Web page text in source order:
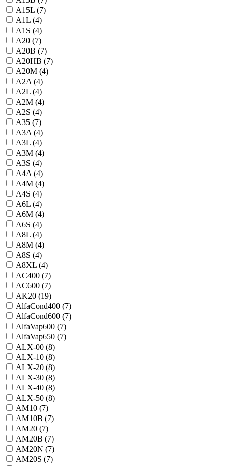
A15L (7)
A1L (4)
A1S (4)
A20 (7)
A20B (7)
A20HB (7)
A20M (4)
A2A (4)
A2L (4)
A2M (4)
A2S (4)
A35 (7)
A3A (4)
A3L (4)
A3M (4)
A3S (4)
A4A (4)
A4M (4)
A4S (4)
A6L (4)
A6M (4)
A6S (4)
A8L (4)
A8M (4)
A8S (4)
A8XL (4)
AC400 (7)
AC600 (7)
AK20 (19)
AlfaCond400 (7)
AlfaCond600 (7)
AlfaVap600 (7)
AlfaVap650 (7)
ALX-00 (8)
ALX-10 (8)
ALX-20 (8)
ALX-30 (8)
ALX-40 (8)
ALX-50 (8)
AM10 (7)
AM10B (7)
AM20 (7)
AM20B (7)
AM20N (7)
AM20S (7)